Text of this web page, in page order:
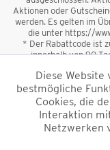
Aktionen oder
werden. Es gelten im
die unter https://
* Der Rabattcode ist
innerhalb von 90
sowie
Rabattcode ist
kombinierbar.
*Alle Preise
und
Diese Website
bestmögliche
Cookies, die
Interaktion
Netzwerken